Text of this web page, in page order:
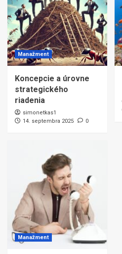
Manažment
Koncepcie a úrovne
strategického
riadenia
simonetkas1
14. septembra 2025
0
Manažment